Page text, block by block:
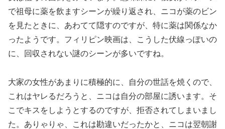
で祖母に薬を飲ますシーンが繰り返され、ニコが薬のビン
を見たときに、あわてて隠すのですが、特に薬は関係なか
ったようです。フィリピン映画は、こうした伏線っぽいの
に、回収されない謎のシーンが多いですね。
大家の女性があまりに積極的に、自分の世話を焼くので、
これはヤレるだろうと、ニコは自分の部屋に誘います。そ
こでキスをしようとするのですが、拒否されてしまいまし
た。ありゃりゃ、これは勘違いだったかと、ニコは翌朝謝